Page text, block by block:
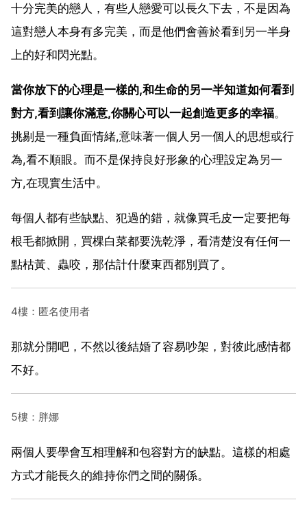
十分完美的戀人，有些人戀愛可以長久下去，不是因為
這對戀人本身有多完美，而是他們會善於看到另一半身
上的好和閃光點。
當你放下的心理是一樣的,和生命的另一半知道如何看到
對方,看到讓你滿意,你關心可以一起創造更多的幸福。
挑剔是一種負面情緒,意味著一個人另一個人的思想或行
為,看不順眼。而不是保持良好形象的心理設定為另一
方,在現實生活中。
每個人都有些缺點、犯過的錯，就像買毛皮一定要把每
根毛都掀開，買棵白菜都要洗乾淨，看清楚沒有任何一
點枯黃、蟲咬，那估計什麼東西都別買了。
4樓：匿名使用者
那就分開吧，不然以後結婚了容易吵架，對彼此感情都
不好。
5樓：胖娜
兩個人要學會互相理解和包容對方的缺點。這樣的相處
方式才能長久的維持你們之間的關係。